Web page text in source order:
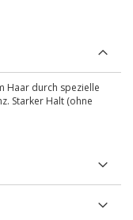
Haar durch spezielle
Starker Halt (ohne